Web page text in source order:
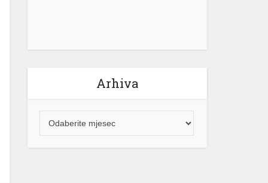
Arhiva